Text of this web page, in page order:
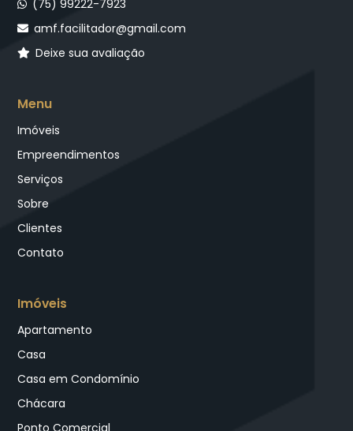
(75) 99222-7923
amf.facilitador@gmail.com
Deixe sua avaliação
Menu
Imóveis
Empreendimentos
Serviços
Sobre
Clientes
Contato
Imóveis
Apartamento
Casa
Casa em Condomínio
Chácara
Ponto Comercial